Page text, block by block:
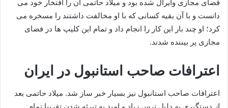
فضای مجازی وایرال شده بود و میلاد حاتمی آن را افتخار خود می
دانست و با آن بقیه کسانی که با او مخالفت داشتند را مسخره می
کرد؛ او چند بار این کار را انجام داد و تمام این کلیپ ها در فضای
مجازی پر بیننده شدند.
اعترافات صاحب استانبول در ایران
اعترافات صاحب استانبول نیز بسیار خبر ساز شد. میلاد حاتمی بعد